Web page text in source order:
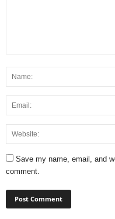
Save my name, email, and
comment.